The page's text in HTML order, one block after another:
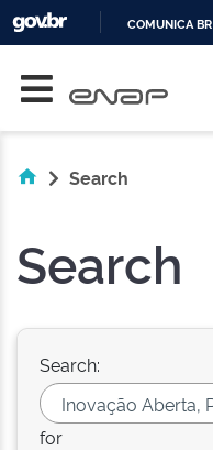
COMUNICA BR
Search
Search
Search:
for